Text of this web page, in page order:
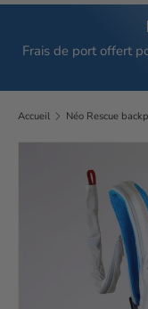
Frais de port offert
Accueil Néo Rescue
Passer aux